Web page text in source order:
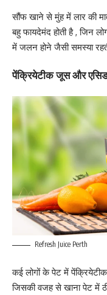
सौंफ खाने से मुंह में लार की
बहु फायदेमंद होती है , जिन
में जलन होने जैसी समस्या
पेंक्रियेटीक जूस और एसिड
Refresh Juice Perth
कई लोगों के पेट में
जिसकी वजह से खाना पेट में